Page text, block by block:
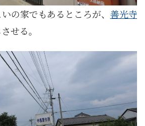
の家でもあるところが、 善光寺
せる。